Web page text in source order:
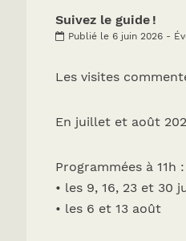
Suivez le guide !
Publié le 6 juin 2026 -
Les visites
En juillet et août
Programmées à 11h :
• les 9, 16, 23 et 30
• les 6 et 13 août